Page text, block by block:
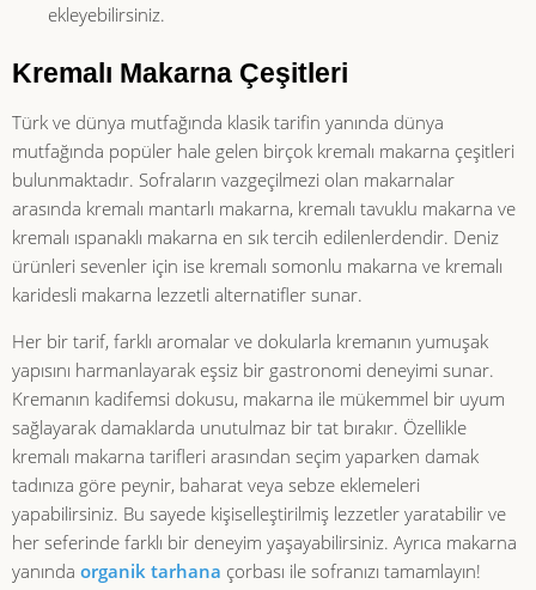
ekleyebilirsiniz.
Kremalı Makarna Çeşitleri
Türk ve dünya mutfağında klasik tarifin yanında dünya
mutfağında popüler hale gelen birçok kremalı makarna çeşitleri
bulunmaktadır. Sofraların vazgeçilmezi olan makarnalar
arasında kremalı mantarlı makarna, kremalı tavuklu makarna ve
kremalı ıspanaklı makarna en sık tercih edilenlerdendir. Deniz
ürünleri sevenler için ise kremalı somonlu makarna ve kremalı
karidesli makarna lezzetli alternatifler sunar.
Her bir tarif, farklı aromalar ve dokularla kremanın yumuşak
yapısını harmanlayarak eşsiz bir gastronomi deneyimi sunar.
Kremanın kadifemsi dokusu, makarna ile mükemmel bir uyum
sağlayarak damaklarda unutulmaz bir tat bırakır. Özellikle
kremalı makarna tarifleri arasından seçim yaparken damak
tadınıza göre peynir, baharat veya sebze eklemeleri
yapabilirsiniz. Bu sayede kişiselleştirilmiş lezzetler yaratabilir ve
her seferinde farklı bir deneyim yaşayabilirsiniz. Ayrıca makarna
yanında organik tarhana çorbası ile sofranızı tamamlayın!